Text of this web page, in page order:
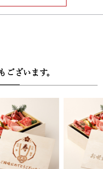
れたアンデス岩塩をご用意。
用意した岩塩と黒毛和牛のハ
さい。
ございます。